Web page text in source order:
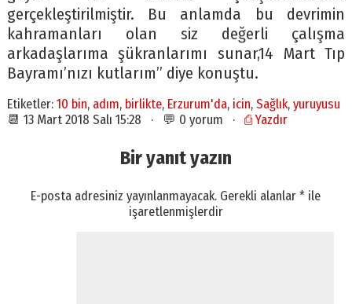
gerçekleştirilmiştir. Bu anlamda bu devrimin
kahramanları olan siz değerli çalışma
arkadaşlarıma şükranlarımı sunar,14 Mart Tıp
Bayramı’nızı kutlarım’’ diye konuştu.
Etiketler: 10 bin, adım, birlikte, Erzurum'da, icin, Sağlık, yuruyusu
📆 13 Mart 2018 Salı 15:28 · 💬 0 yorum · ⎙ Yazdır
Bir yanıt yazın
E-posta adresiniz yayınlanmayacak. Gerekli alanlar* ile
işaretlenmişlerdir